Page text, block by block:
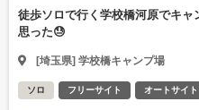
徒歩ソロで行く学校橋河原でキ
思った😓
[埼玉県] 学校橋キャンプ場
ソロ フリーサイト オートサイト